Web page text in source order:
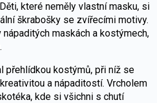
které neměly vlastní masku, si
škrabošky se zvířecími motivy.
maskách a kostýmech,
kostýmů, při níž se
a nápaditostí. Vrcholem
kde si všichni s chutí